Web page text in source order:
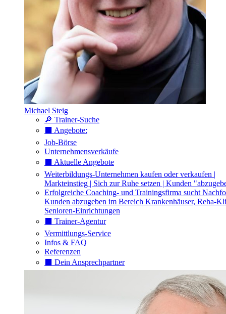
Michael Steig
🔎 Trainer-Suche
⬛️ Angebote:
Job-Börse
Unternehmensverkäufe
⬛️ Aktuelle Angebote
Weiterbildungs-Unternehmen kaufen oder verkaufen |
Markteinstieg | Sich zur Ruhe setzen | Kunden
Erfolgreiche Coaching- und Trainingsfirma sucht
Kunden abzugeben im Bereich Krankenhäuser, Reha-
Senioren-Einrichtungen
⬛️ Trainer-Agentur
Vermittlungs-Service
Infos & FAQ
Referenzen
⬛️ Dein Ansprechpartner